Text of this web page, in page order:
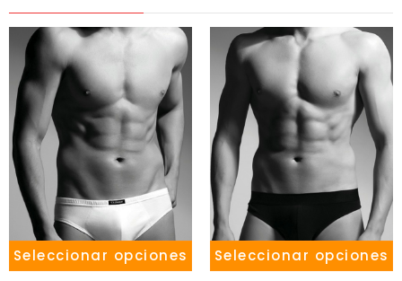
Seleccionar opciones Seleccionar opciones